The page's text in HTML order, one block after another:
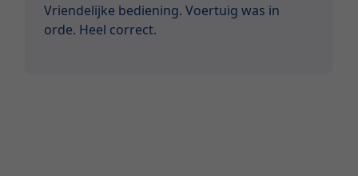
Vriendelijke bediening. Voertuig was in
orde. Heel correct.